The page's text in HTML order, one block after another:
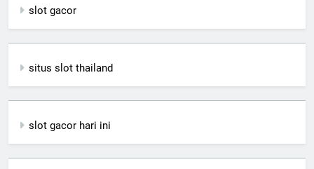
slot gacor
situs slot thailand
slot gacor hari ini